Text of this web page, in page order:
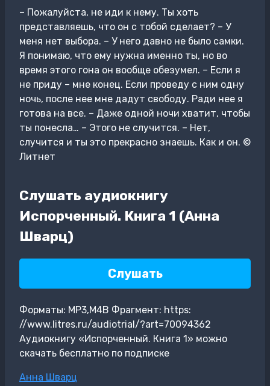
– Пожалуйста, не иди к нему. Ты хоть
представляешь, что он с тобой сделает? – У
меня нет выбора. – У него давно не было самки.
Я понимаю, что ему нужна именно ты, но во
время этого гона он вообще обезумел. – Если я
не приду – мне конец. Если проведу с ним одну
ночь, после нее мне дадут свободу. Ради нее я
готова на все. – Даже одной ночи хватит, чтобы
ты понесла… – Этого не случится. – Нет,
случится и ты это прекрасно знаешь. Как и он. ©
Литнет
Слушать аудиокнигу
Испорченный. Книга 1 (Анна
Шварц)
Слушать
Форматы: MP3,M4B Фрагмент: https:
//www.litres.ru/audiotrial/?art=70094362
Аудиокнигу «Испорченный. Книга 1» можно
скачать бесплатно по подписке
Метки
Анна Шварц